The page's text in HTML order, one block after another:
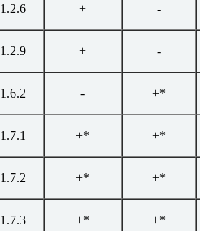
1.2.6 + -
1.2.9 + -
1.6.2 - +*
1.7.1 +* +*
1.7.2 +* +*
1.7.3 +* +*